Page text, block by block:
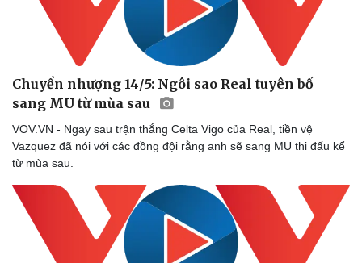
Chuyển nhượng 14/5: Ngôi sao Real tuyên bố
sang MU từ mùa sau
VOV.VN - Ngay sau trận thắng Celta Vigo của Real, tiền vệ
Vazquez đã nói với các đồng đội rằng anh sẽ sang MU thi đấu kể
từ mùa sau.